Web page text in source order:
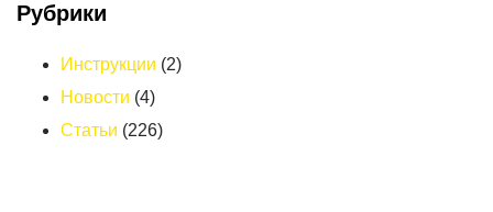
Рубрики
Инструкции (2)
Новости (4)
Статьи (226)